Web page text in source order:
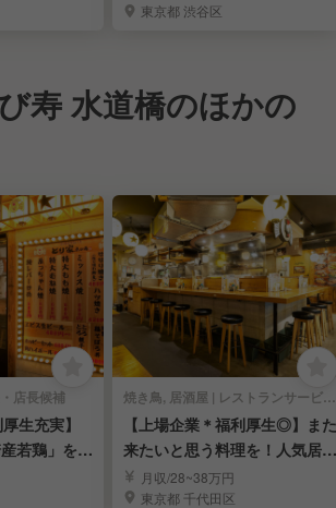
東京都 渋谷区
寿 水道橋のほかの
店長候補
生充実】
若鶏」を多
焼き鳥, 居酒屋 | レストランサービス・ホールスタッフ
【上場企業＊福利厚生◎】また
来たいと思う料理を！人気居酒
屋のスタッフを募集
月収/28~38万円
東京都 千代田区